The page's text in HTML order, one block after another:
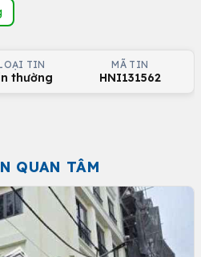
TIN
thường
MÃ TIN
HNI131562
QUAN TÂM